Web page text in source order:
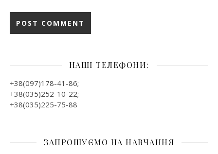
НАШІ ТЕЛЕФОНИ:
+38(097)178-41-86;
+38(035)252-10-22;
+38(035)225-75-88
ЗАПРОШУЄМО НА НАВЧАННЯ